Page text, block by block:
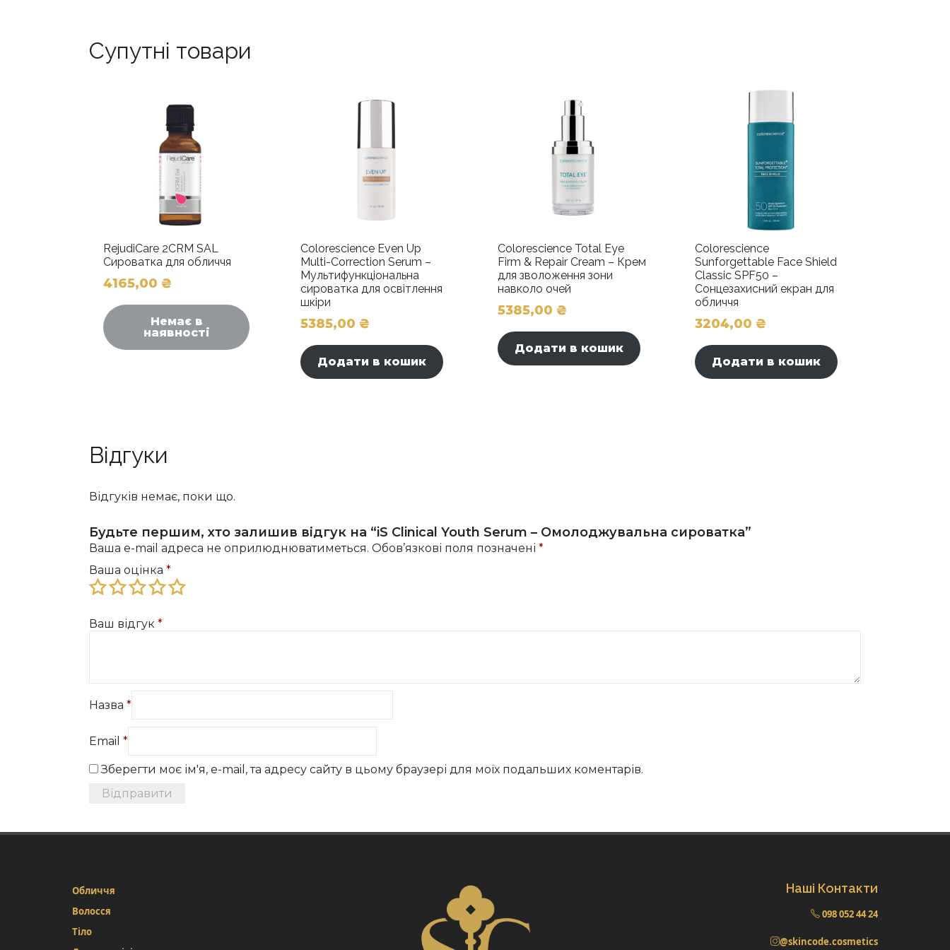
Супутні товари
RejudiCare 2CRM SAL
Сироватка для обличчя
4165,00 ₴
Немає в
наявності
Colorescience Even Up
Multi-Correction Serum –
Мультифункціональна
сироватка для освітлення
шкіри
5385,00 ₴
Додати в кошик
Colorescience Total Eye
Firm & Repair Cream – Крем
для зволоження зони
навколо очей
5385,00 ₴
Додати в кошик
Colorescience
Sunforgettable Face Shield
Classic SPF50 –
Сонцезахисний екран для
обличчя
3204,00 ₴
Додати в кошик
Відгуки
Відгуків немає, поки що.
Будьте першим, хто залишив відгук на “iS Clinical Youth Serum – Омолоджувальна сироватка”
Ваша e-mail адреса не оприлюднюватиметься. Обов’язкові поля позначені *
Ваша оцінка *
Ваш відгук *
Назва *
Email *
Зберегти моє ім'я, e-mail, та адресу сайту в цьому браузері для моїх подальших коментарів.
Обличчя
Волосся
Тіло
Наші Контакти
098 052 44 24
@skincode.cosmetics